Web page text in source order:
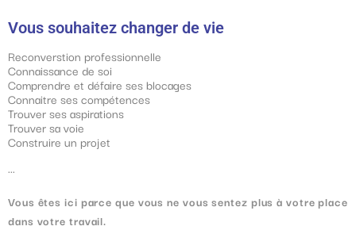
Vous souhaitez changer de vie
Reconverstion professionnelle
Connaissance de soi
Comprendre et défaire ses blocages
Connaitre ses compétences
Trouver ses aspirations
Trouver sa voie
Construire un projet
...
Vous êtes ici parce que vous ne vous sentez plus à votre place
dans votre travail.